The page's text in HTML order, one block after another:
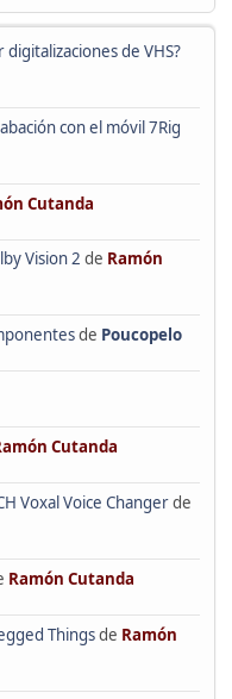
de VHS?
con el móvil 7Rig
Cutanda
Vision 2 de Ramón
de Poucopelo
Cutanda
Voxal Voice Changerde
Ramón Cutanda
Thingsde Ramón